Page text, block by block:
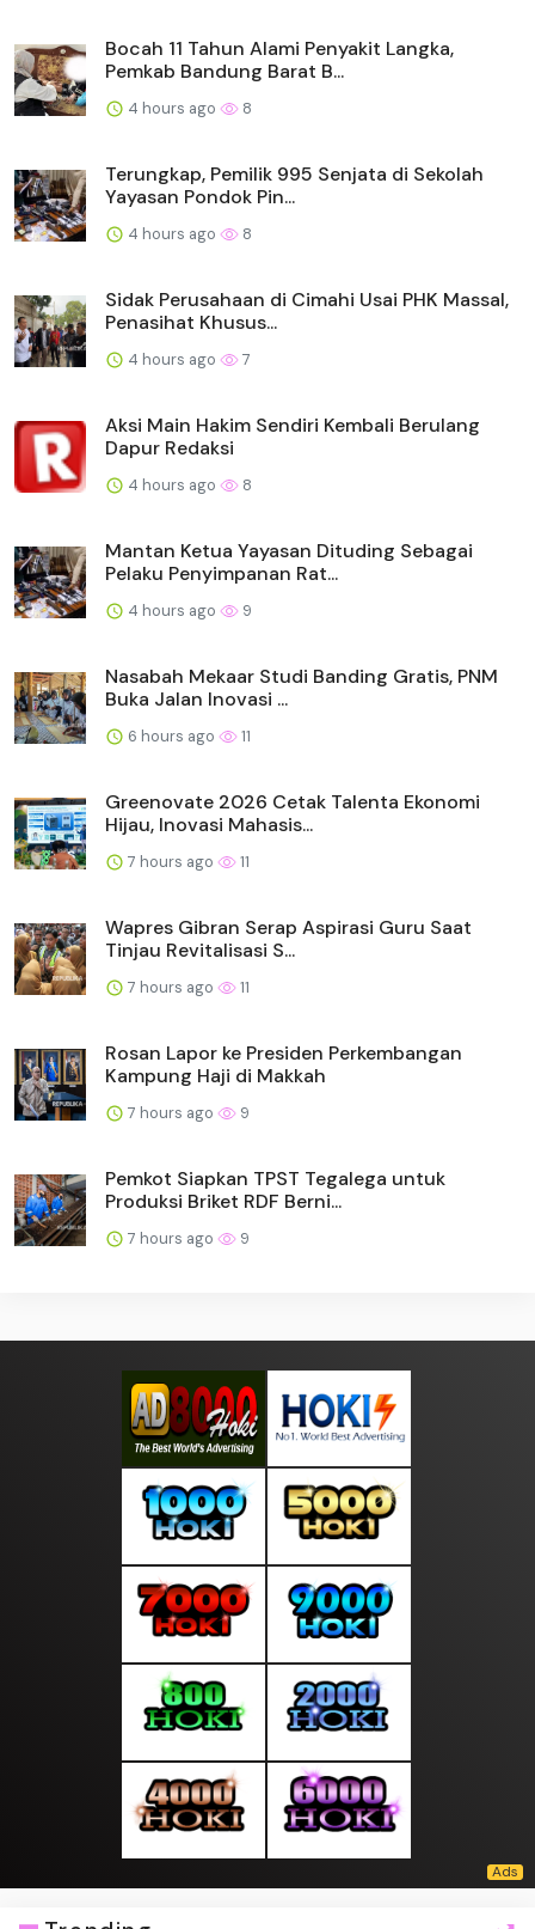
Bocah 11 Tahun Alami Penyakit Langka,
Pemkab Bandung Barat B...
4 hours ago 8
Terungkap, Pemilik 995 Senjata di Sekolah
Yayasan Pondok Pin...
4 hours ago 8
Sidak Perusahaan di Cimahi Usai PHK Massal,
Penasihat Khusus...
4 hours ago 7
Aksi Main Hakim Sendiri Kembali Berulang
Dapur Redaksi
4 hours ago 8
Mantan Ketua Yayasan Dituding Sebagai
Pelaku Penyimpanan Rat...
4 hours ago 9
Nasabah Mekaar Studi Banding Gratis, PNM
Buka Jalan Inovasi ...
6 hours ago 11
Greenovate 2026 Cetak Talenta Ekonomi
Hijau, Inovasi Mahasis...
7 hours ago 11
Wapres Gibran Serap Aspirasi Guru Saat
Tinjau Revitalisasi S...
7 hours ago 11
Rosan Lapor ke Presiden Perkembangan
Kampung Haji di Makkah
7 hours ago 9
Pemkot Siapkan TPST Tegalega untuk
Produksi Briket RDF Berni...
7 hours ago 9